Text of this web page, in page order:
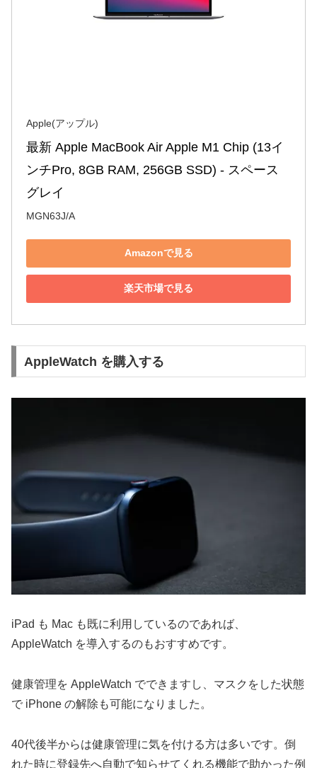
Apple(アップル)
最新 Apple MacBook Air Apple M1 Chip (13イ
ンチPro, 8GB RAM, 256GB SSD) - スペース
グレイ
MGN63J/A
Amazonで見る
楽天市場で見る
AppleWatch を購入する
iPad も Mac も既に利用しているのであれば、
AppleWatch を導入するのもおすすめです。
健康管理を AppleWatch でできますし、マスクをした状態
で iPhone の解除も可能になりました。
40代後半からは健康管理に気を付ける方は多いです。倒
れた時に登録先へ自動で知らせてくれる機能で助かった例